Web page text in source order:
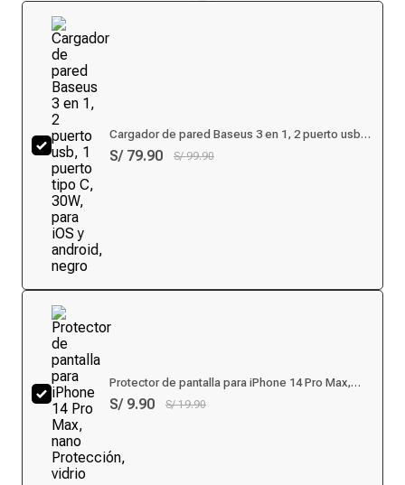
Cargador de pared Baseus 3 en 1, 2 puerto usb, 1
puerto tipo C, 30W, para iOS y android, negro
S/ 79.90 S/ 99.90
Protector de pantalla para iPhone 14 Pro Max,
nano Protección, vidrio
S/ 9.90 S/ 19.90